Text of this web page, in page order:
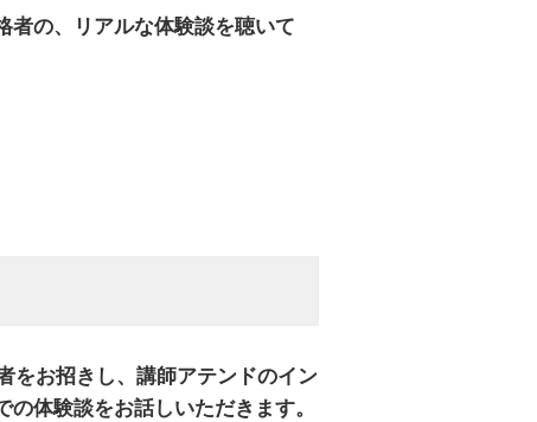
者の、リアルな体験談を聴いて
をお招きし、講師アテンドのイン
体験談をお話しいただきます。